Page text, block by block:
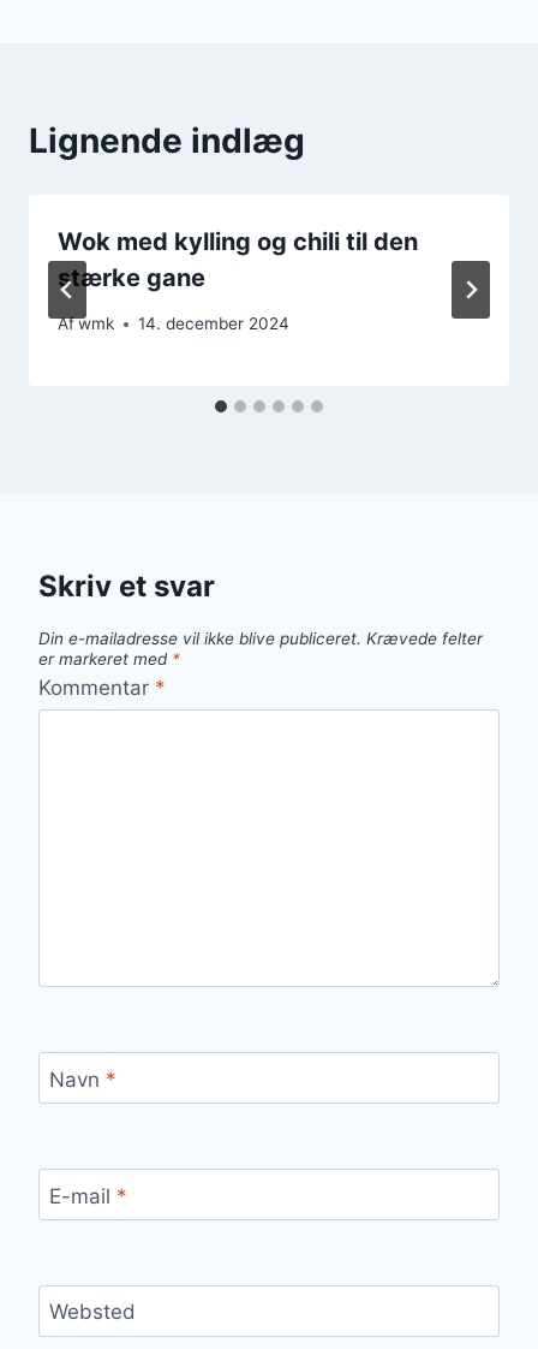
Lignende indlæg
Wok med kylling og chili til den
stærke gane
Afwmk 14. december 2024
Skriv et svar
Din e-mailadresse vil ikke blive publiceret. Krævede felter
er markeret med *
Kommentar *
Navn *
E-mail *
Websted